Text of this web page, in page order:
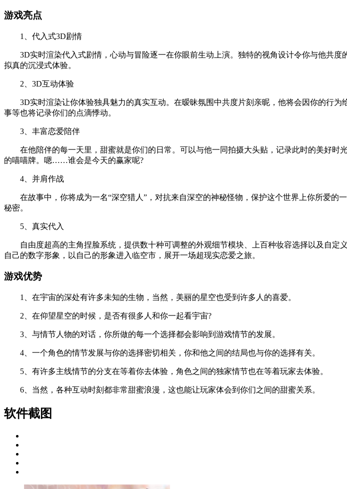
游戏亮点
1、代入式3D剧情
3D实时渲染代入式剧情，心动与冒险逐一在你眼前生动上演。独特的视角设计令你与他共度
拟真的沉浸式体验。
2、3D互动体验
3D实时渲染让你体验独具魅力的真实互动。在暧昧氛围中共度片刻亲昵，他将会因你的行为
事等也将记录你们的点滴悸动。
3、丰富恋爱陪伴
在他陪伴的每一天里，甜蜜就是你们的日常。可以与他一同拍摄大头贴，记录此时的美好时
的喵喵牌。嗯……谁会是今天的赢家呢?
4、并肩作战
在故事中，你将成为一名“深空猎人”，对抗来自深空的神秘怪物，保护这个世界上你所爱的
秘密。
5、真实代入
自由度超高的主角捏脸系统，提供数十种可调整的外观细节模块、上百种妆容选择以及自定
自己的数字形象，以自己的形象进入临空市，展开一场超现实恋爱之旅。
游戏优势
1、在宇宙的深处有许多未知的生物，当然，美丽的星空也受到许多人的喜爱。
2、在仰望星空的时候，是否有很多人和你一起看宇宙?
3、与情节人物的对话，你所做的每一个选择都会影响到游戏情节的发展。
4、一个角色的情节发展与你的选择密切相关，你和他之间的结局也与你的选择有关。
5、有许多主线情节的分支在等着你去体验，角色之间的独家情节也在等着玩家去体验。
6、当然，各种互动时刻都非常甜蜜浪漫，这也能让玩家体会到你们之间的甜蜜关系。
软件截图